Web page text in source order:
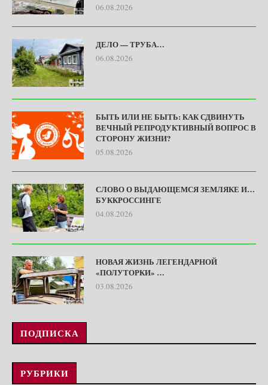
06.08.2026
ДЕЛО — ТРУБА…
06.08.2026
БЫТЬ ИЛИ НЕ БЫТЬ: КАК СДВИНУТЬ
ВЕЧНЫЙ РЕПРОДУКТИВНЫЙ ВОПРОС В
СТОРОНУ ЖИЗНИ?
05.08.2026
СЛОВО О ВЫДАЮЩЕМСЯ ЗЕМЛЯКЕ И…
БУККРОССИНГЕ
04.08.2026
НОВАЯ ЖИЗНЬ ЛЕГЕНДАРНОЙ
«ПОЛУТОРКИ» …
03.08.2026
ПОДПИСКА
РУБРИКИ